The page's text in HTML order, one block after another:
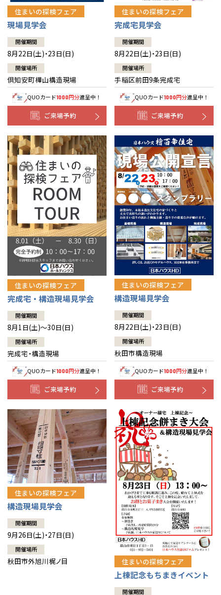
住まいの探検フェア
現場見学会
開催期間
8月22日(土)・23日(日)
開催場所
倶知安町樺山構造現場
QUOカード1000円分進呈中！
ご来場予約
住まいの探検フェア
完成宅見学会
開催期間
8月22日(土)・23日(日)
開催場所
手稲区前田9条完成宅
QUOカード1000円分進呈中！
ご来場予約
住まいの探検フェア
完成宅・構造現場見学会
開催期間
8月1日(土)～30日(日)
開催場所
完成宅・構造現場
QUOカード1000円分進呈中！
ご来場予約
住まいの探検フェア
構造現場見学会
開催期間
8月22日(土)・23日(日)
開催場所
秋田市構造現場
QUOカード1000円分進呈中！
ご来場予約
住まいの探検フェア
構造現場見学会
開催期間
9月26日(土)・27日(日)
開催場所
秋田市外旭川梶ノ目 住まいの探検フェア
上棟記念もちまきイベント
開催期間
道北
道南
道東
秋田
岩手
山形
宮城
福島
新潟
山梨
長野
富山
石川
福井
関東
東京
神奈川
埼玉
千葉
茨城
栃木
群馬
東海
愛知
岐阜
静岡
三重
近畿
大阪
京都
兵庫
奈良
滋賀
和歌山
中国・四国
岡山
香川
愛媛
鳥取
島根
広島
山口
徳島
高知
九州
福岡
佐賀
熊本
大分
宮崎
鹿児島
長崎
沖縄
分譲マンション
※現住所のある都道府県以外の建築予定地の方でも現住所の有るお近
くの展示場又は店舗にお問合せください。移住の計画の方もご相談対
応します。お気軽にご相談ください。
小樽
道北
道南
道東
釧路
秋田県
秋田
岩手県
山形県
宮城県
仙台
福島県
会津
新潟県
長岡
山梨県
長野県
富山県
富山
石川県
福井県
福井
関東
東京都
神奈川県
相模
埼玉県
埼玉
千葉県
千葉
柏
茨城県
水戸
栃木県
宇都宮
小山
群馬県
群馬
伊勢崎
東海
愛知県
岐阜県
岐阜
静岡県
三重県
四日市
近畿
大阪府
大阪
京都府
京都
兵庫県
姫路
奈良県
奈良
中国・四国
岡山県
岡山
愛媛県
松山
九州
福岡県
福岡
佐賀県
佐賀
熊本県
熊本
大分県
大分
宮崎県
宮崎
鹿児島県
鹿児島